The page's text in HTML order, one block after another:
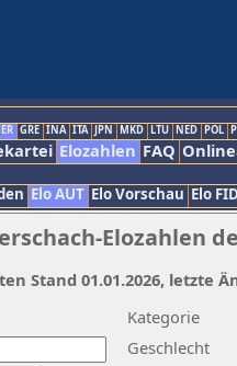
GRE INA ITA JPN MKD LTU NED POL
Elozahlen FAQ
Elo AUT Elo Vorschau Elo
Elozahlen
Kategorie
Geschlecht
Stand 01.01.2026, letzte